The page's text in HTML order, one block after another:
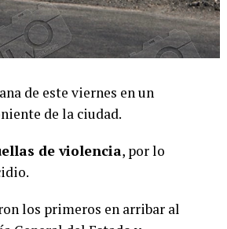
de este viernes en un
de la ciudad.
de violencia, por lo
los primeros en arribar al